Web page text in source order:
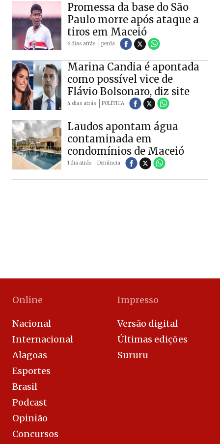
Promessa da base do São
Paulo morre após ataque a
tiros em Maceió
6 dias atrás perda
Marina Candia é apontada
como possível vice de
Flávio Bolsonaro, diz site
4 dias atrás POLÍTICA
Laudos apontam água
contaminada em
condomínios de Maceió
1 dia atrás Denúncia
Online
Nacional
Internacional
Alagoas
Esportes
Brasil
Podcast
Opinião
Concursos
Impresso
Versão digital
Últimas edições
Sururu